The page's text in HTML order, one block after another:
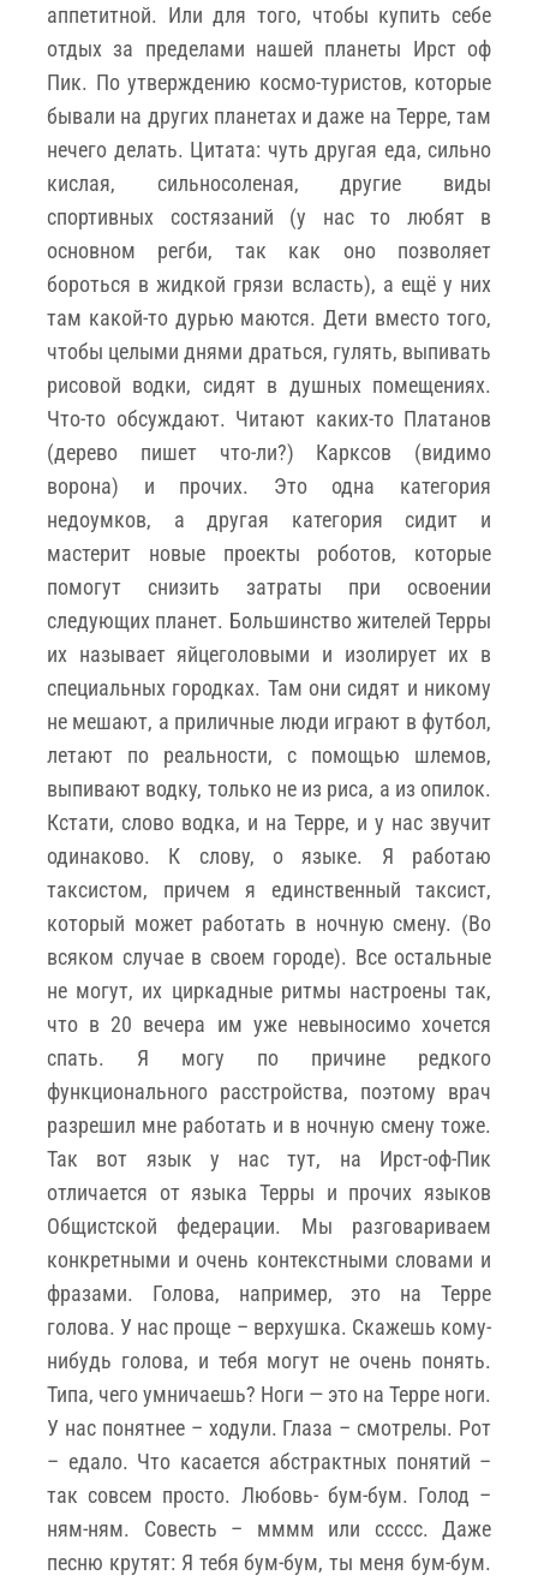
аппетитной. Или для того, чтобы купить себе
отдых за пределами нашей планеты Ирст оф
Пик. По утверждению космо-туристов, которые
бывали на других планетах и даже на Терре, там
нечего делать. Цитата: чуть другая еда, сильно
кислая, сильносоленая, другие виды
спортивных состязаний (у нас то любят в
основном регби, так как оно позволяет
бороться в жидкой грязи всласть), а ещё у них
там какой-то дурью маются. Дети вместо того,
чтобы целыми днями драться, гулять, выпивать
рисовой водки, сидят в душных помещениях.
Что-то обсуждают. Читают каких-то Платанов
(дерево пишет что-ли?) Карксов (видимо
ворона) и прочих. Это одна категория
недоумков, а другая категория сидит и
мастерит новые проекты роботов, которые
помогут снизить затраты при освоении
следующих планет. Большинство жителей Терры
их называет яйцеголовыми и изолирует их в
специальных городках. Там они сидят и никому
не мешают, а приличные люди играют в футбол,
летают по реальности, с помощью шлемов,
выпивают водку, только не из риса, а из опилок.
Кстати, слово водка, и на Терре, и у нас звучит
одинаково. К слову, о языке. Я работаю
таксистом, причем я единственный таксист,
который может работать в ночную смену. (Во
всяком случае в своем городе). Все остальные
не могут, их циркадные ритмы настроены так,
что в 20 вечера им уже невыносимо хочется
спать. Я могу по причине редкого
функционального расстройства, поэтому врач
разрешил мне работать и в ночную смену тоже.
Так вот язык у нас тут, на Ирст-оф-Пик
отличается от языка Терры и прочих языков
Общистской федерации. Мы разговариваем
конкретными и очень контекстными словами и
фразами. Голова, например, это на Терре
голова. У нас проще – верхушка. Скажешь кому-
нибудь голова, и тебя могут не очень понять.
Типа, чего умничаешь? Ноги — это на Терре ноги.
У нас понятнее – ходули. Глаза – смотрелы. Рот
– едало. Что касается абстрактных понятий –
так совсем просто. Любовь- бум-бум. Голод –
ням-ням. Совесть – мммм или ссссс. Даже
песню крутят: Я тебя бум-бум, ты меня бум-бум.